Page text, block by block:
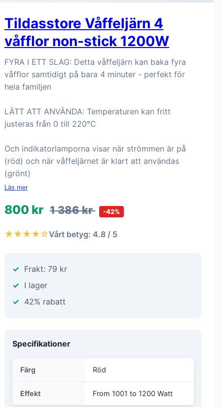
Tildasstore Våffeljärn 4
våfflor non-stick 1200W
FYRA I ETT SLAG: Detta våffeljärn kan baka fyra
våfflor samtidigt på bara 4 minuter - perfekt för
hela familjen
LÄTT ATT ANVÄNDA: Temperaturen kan fritt
justeras från 0 till 220°C
Och indikatorlamporna visar när strömmen är på
(röd) och när våffeljärnet är klart att användas
(grönt)
Läs mer
800 kr 1 386 kr -42%
★★★★☆Vårt betyg: 4.8 / 5
Frakt: 79 kr
I lager
42% rabatt
Specifikationer
Färg Röd
Effekt From 1001 to 1200 Watt